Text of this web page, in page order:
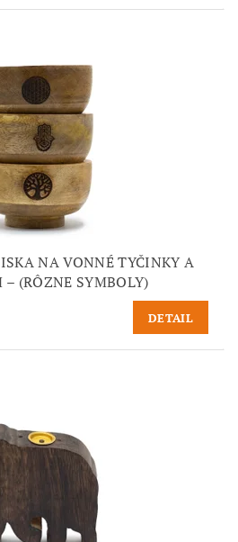
NA VONNÉ TYČINKY A
(RÔZNE SYMBOLY)
DETAIL